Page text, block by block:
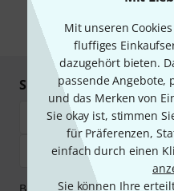
Mit unseren
fluffiges
dazugehört bieten.
passende Angebote,
und das Merken von
Sie okay ist, stimmen
für Präferenzen,
einfach durch einen
Sie können Ihre
unseren
*
Sicher einkaufen &